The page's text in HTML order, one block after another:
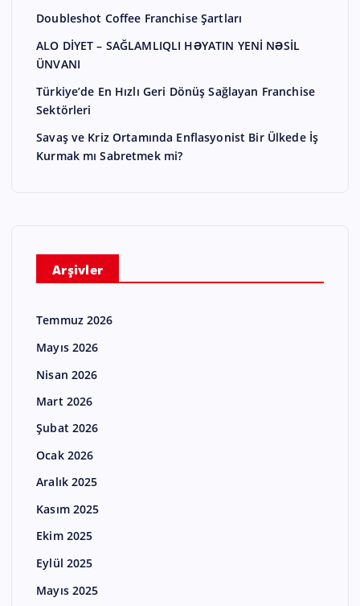
Doubleshot Coffee Franchise Şartları
ALO DİYET – SAĞLAMLIQLI HƏYATIN YENİ NƏSİL
ÜNVANI
Türkiye’de En Hızlı Geri Dönüş Sağlayan Franchise
Sektörleri
Savaş ve Kriz Ortamında Enflasyonist Bir Ülkede İş
Kurmak mı Sabretmek mi?
Arşivler
Temmuz 2026
Mayıs 2026
Nisan 2026
Mart 2026
Şubat 2026
Ocak 2026
Aralık 2025
Kasım 2025
Ekim 2025
Eylül 2025
Mayıs 2025